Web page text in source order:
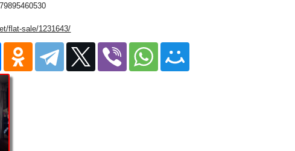
flat-sale/1231643/